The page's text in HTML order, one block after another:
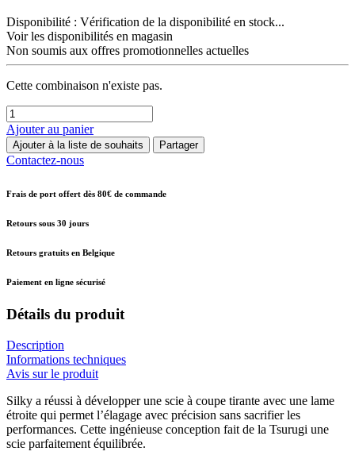
Disponibilité : Vérification de la disponibilité en stock...
Voir les disponibilités en magasin
Non soumis aux offres promotionnelles actuelles
Cette combinaison n'existe pas.
Ajouter au panier
Ajouter à la liste de souhaits Partager
Contactez-nous
Frais de port offert dès 80€ de commande
Retours sous 30 jours
Retours gratuits en Belgique
Paiement en ligne sécurisé
Détails du produit
Description
Informations techniques
Avis sur le produit
Silky a réussi à développer une scie à coupe tirante avec une lame
étroite qui permet l’élagage avec précision sans sacrifier les
performances. Cette ingénieuse conception fait de la Tsurugi une
scie parfaitement équilibrée.